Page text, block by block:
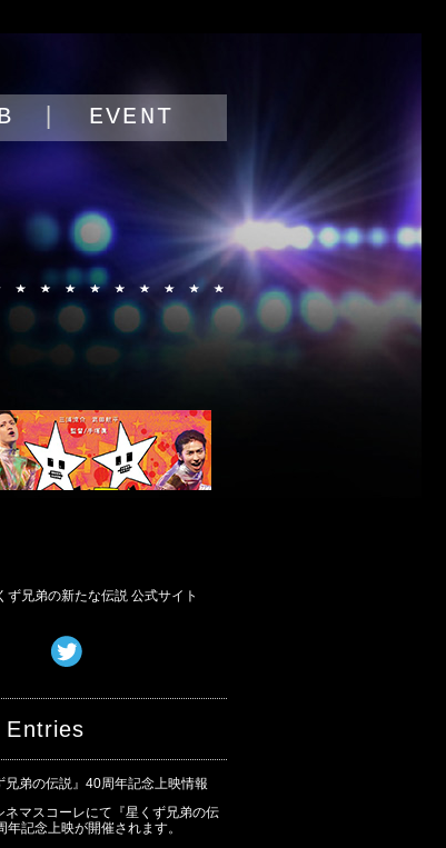
EVENT
ず兄弟の新たな伝説 公式サイト
Entries
兄弟の伝説』40周年記念上映情報
ネマスコーレにて『星くず兄弟の伝
年記念上映が開催されます。